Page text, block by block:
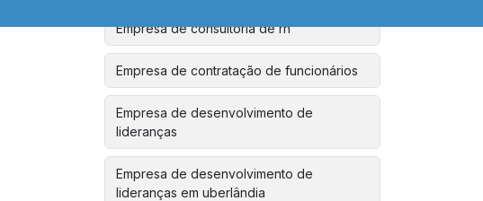
Empresa de consultoria de rh
Empresa de contratação de funcionários
Empresa de desenvolvimento de
lideranças
Empresa de desenvolvimento de
lideranças em uberlândia